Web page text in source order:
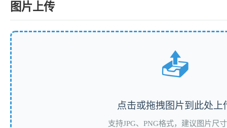
图片上传
📤
点击或拖拽图片到此处上
支持JPG、PNG格式，建议图片尺